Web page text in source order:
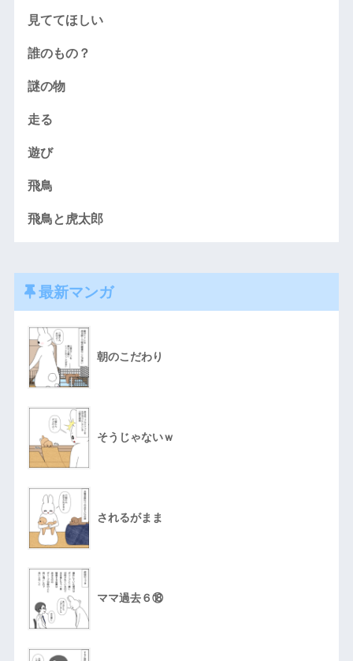
見ててほしい
誰のもの？
謎の物
走る
遊び
飛鳥
飛鳥と虎太郎
最新マンガ
朝のこだわり
そうじゃないｗ
されるがまま
ママ過去６⑱